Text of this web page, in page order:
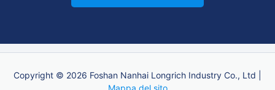
Copyright © 2026 Foshan Nanhai Longrich Industry Co., Ltd |
Mappa del sito